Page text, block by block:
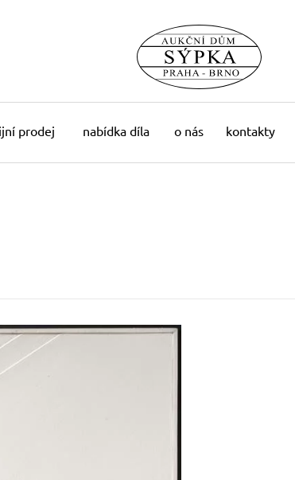
prodej nabídka díla o nás kontakty